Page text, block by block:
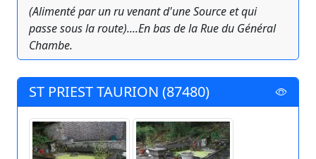
(Alimenté par un ru venant d'une Source et qui
passe sous la route)....En bas de la Rue du Général
Chambe.
ST PRIEST TAURION (87480)